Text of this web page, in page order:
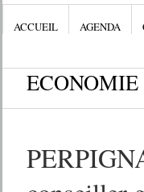
ACCUEIL AGENDA
ECONOMIE